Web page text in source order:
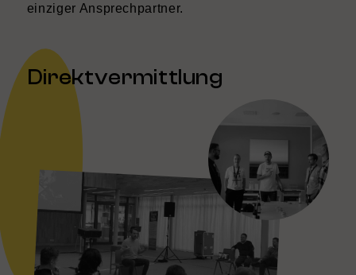
einziger Ansprechpartner.
Direktvermittlung